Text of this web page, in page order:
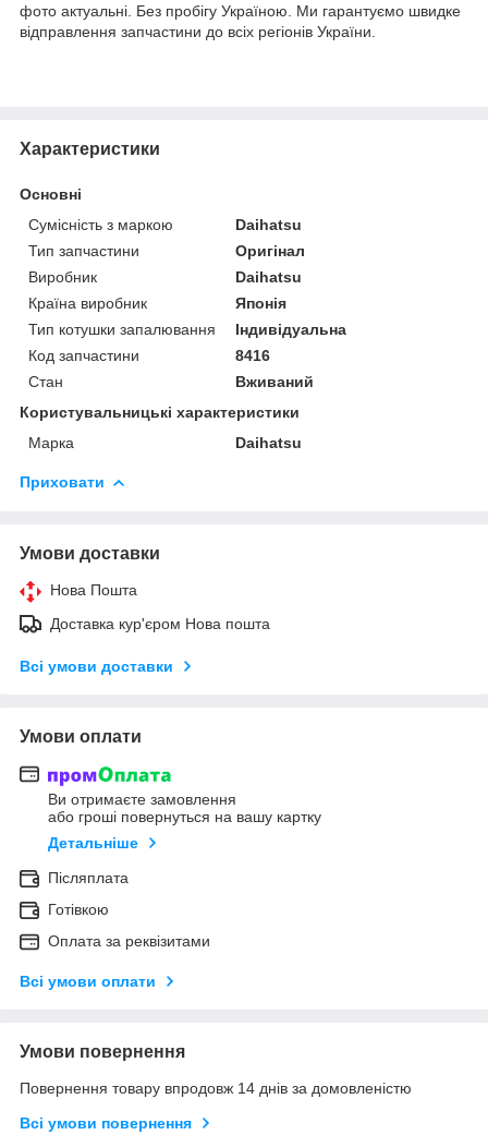
фото актуальні. Без пробігу Україною. Ми гарантуємо швидке
відправлення запчастини до всіх регіонів України.
Характеристики
Основні
Сумісність з маркою
Daihatsu
Тип запчастини
Оригінал
Виробник
Daihatsu
Країна виробник
Японія
Тип котушки запалювання
Індивідуальна
Код запчастини
8416
Стан
Вживаний
Користувальницькі характеристики
Марка
Daihatsu
Приховати
Умови доставки
Нова Пошта
Доставка кур'єром Нова пошта
Всі умови доставки
Умови оплати
Ви отримаєте замовлення
або гроші повернуться на вашу картку
Детальніше
Післяплата
Готівкою
Оплата за реквізитами
Всі умови оплати
Умови повернення
Повернення товару впродовж 14 днів за домовленістю
Всі умови повернення